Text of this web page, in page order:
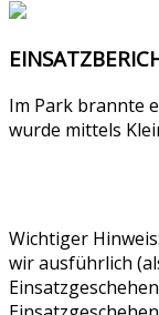
Im Park brannte
wurde mittels
Wichtiger
wir ausführlich